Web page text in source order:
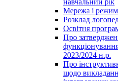
навчальний рік
Мережа і
Розклад
Освітня
Про
2023/2024 н.р.
Про
щодо